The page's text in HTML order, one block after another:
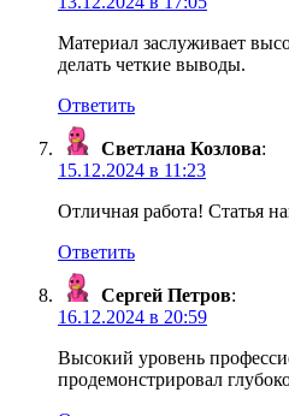
Материал заслуживает
делать четкие выводы.
Ответить
Светлана Козлова:
15.12.2024 в 11:23
Отличная работа! Статья
Ответить
Сергей Петров:
16.12.2024 в 20:59
Высокий уровень
продемонстрировал